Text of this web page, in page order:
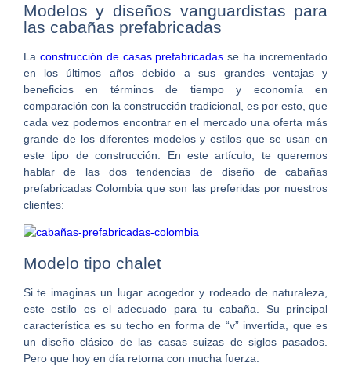
Modelos y diseños vanguardistas para
las cabañas prefabricadas
La construcción de casas prefabricadas se ha incrementado
en los últimos años debido a sus grandes ventajas y
beneficios en términos de tiempo y economía en
comparación con la construcción tradicional, es por esto, que
cada vez podemos encontrar en el mercado una oferta más
grande de los diferentes modelos y estilos que se usan en
este tipo de construcción. En este artículo, te queremos
hablar de las dos tendencias de diseño decabañas
prefabricadas Colombiaque son las preferidas por nuestros
clientes:
Modelo tipo chalet
Si te imaginas un lugar acogedor y rodeado de naturaleza,
este estilo es el adecuado para tu cabaña. Su principal
característica es su techo en forma de “v” invertida, que es
un diseño clásico de las casas suizas de siglos pasados.
Pero que hoy en día retorna con mucha fuerza.